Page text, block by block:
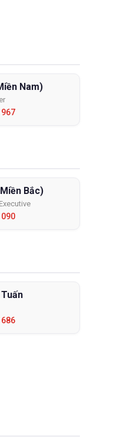
các hóa chất tốt
Nam)
967
Bắc)
090
686